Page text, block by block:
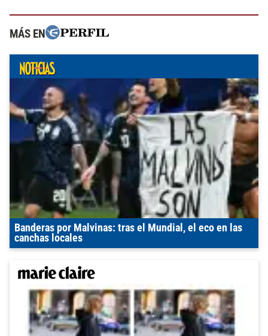
MÁS EN
Banderas por Malvinas: tras el Mundial, el eco en las
canchas locales